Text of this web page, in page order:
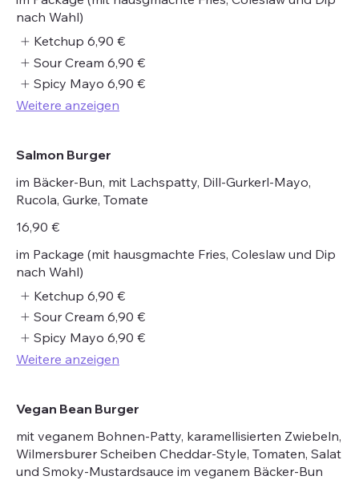
nach Wahl)
Ketchup 6,90 €
Sour Cream 6,90 €
Spicy Mayo 6,90 €
Weitere anzeigen
Salmon Burger
im Bäcker-Bun, mit Lachspatty, Dill-Gurkerl-Mayo,
Rucola, Gurke, Tomate
16,90 €
im Package (mit hausgmachte Fries, Coleslaw und Dip
nach Wahl)
Ketchup 6,90 €
Sour Cream 6,90 €
Spicy Mayo 6,90 €
Weitere anzeigen
Vegan Bean Burger
mit veganem Bohnen-Patty, karamellisierten Zwiebeln,
Wilmersburer Scheiben Cheddar-Style, Tomaten, Salat
und Smoky-Mustardsauce im veganem Bäcker-Bun